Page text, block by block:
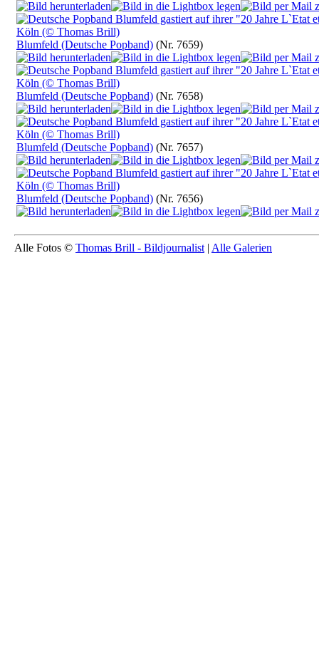
Blumfeld (Deutsche Popband) (Nr. 7659)
Blumfeld (Deutsche Popband) (Nr. 7658)
Blumfeld (Deutsche Popband) (Nr. 7657)
Blumfeld (Deutsche Popband) (Nr. 7656)
Alle Fotos © Thomas Brill - Bildjournalist | Alle Galerien